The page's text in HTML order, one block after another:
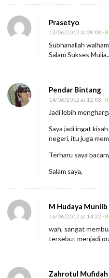
Prasetyo
13/06/2012 at 09:08-
Subhanallah
Salam Sukses Mulia..
Pendar Bintang
14/06/2012 at 12:03 -
Jadi lebih
Saya jadi ingat
negeri, itu juga
Terharu saya
Salam saya,
M Hudaya Muniib
16/06/2012 at 14:22 -
wah, sangat
tersebut menjadi
Zahrotul Mufidah